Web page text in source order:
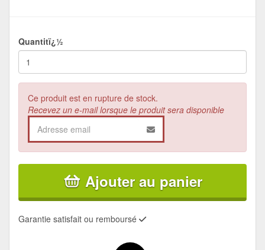
Quantitï¿½
Ce produit est en rupture de stock.
Recevez un e-mail lorsque le produit sera disponible
Ajouter au panier
Garantie satisfait ou remboursé